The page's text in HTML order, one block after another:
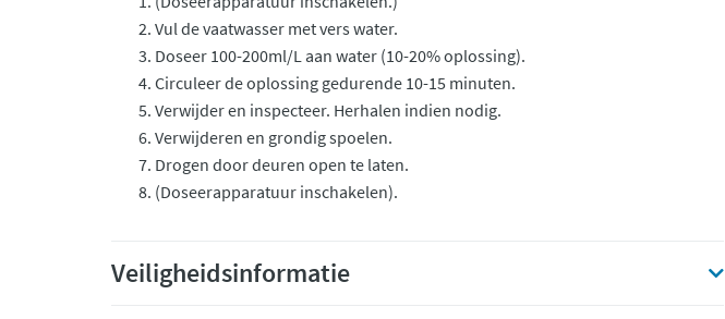
Vul de vaatwasser met vers water.
Doseer 100-200ml/L aan water (10-20% oplossing).
Circuleer de oplossing gedurende 10-15 minuten.
Verwijder en inspecteer. Herhalen indien nodig.
Verwijderen en grondig spoelen.
Drogen door deuren open te laten.
(Doseerapparatuur inschakelen).
Veiligheidsinformatie